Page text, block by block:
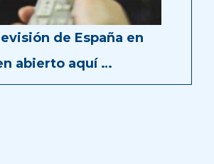
de España en
abierto aquí …